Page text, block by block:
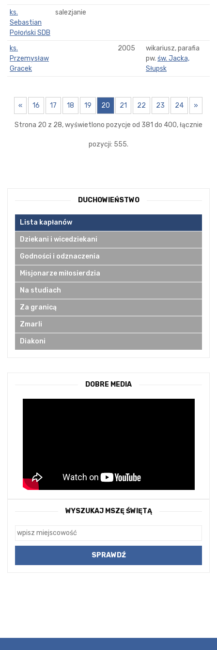
ks.
Sebastian
Połoński SDB
salezjanie
ks.
Przemysław
Gracek
2005
wikariusz, parafia
pw. św. Jacka,
Słupsk
« 16 17 18 19 20 21 22 23 24 »
Strona 20 z 28, wyświetlono pozycje od 381 do 400, łącznie
pozycji: 555.
DUCHOWIEŃSTWO
Lista kapłanów
Dziekani i wicedziekani
Godności i odznaczenia
Misjonarze miłosierdzia
Na studiach
Za granicą
Zmarli
Diakoni
DOBRE MEDIA
WYSZUKAJ MSZĘ ŚWIĘTĄ